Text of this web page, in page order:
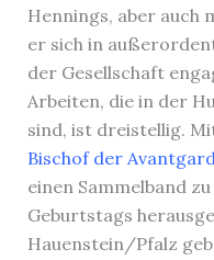
Hennings, aber auch
er sich in
der Gesellschaft
Arbeiten, die in der
sind, ist dreistellig.
Bischof der
einen Sammelband
Geburtstags
Hauenstein/Pfalz